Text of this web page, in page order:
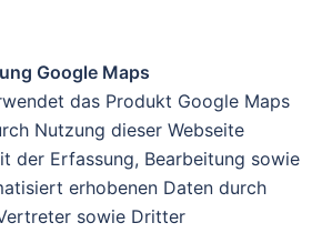
Google Maps
das Produkt Google Maps
Nutzung dieser Webseite
der Erfassung, Bearbeitung sowie
erhobenen Daten durch
sowie Dritter